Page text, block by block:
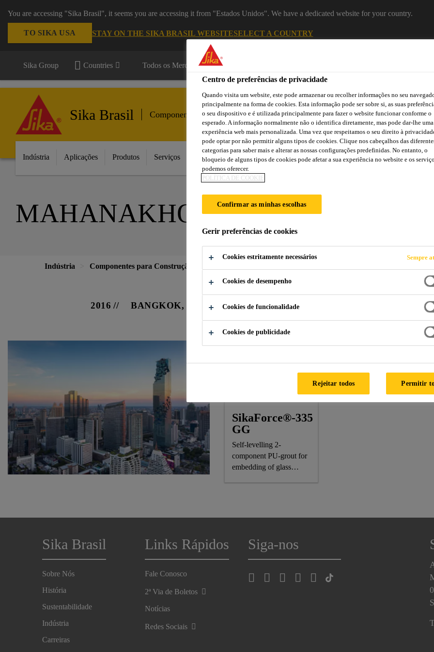
You are accessing "Sika Brasil", it seems you are accessing it from "Estados Unidos". We have a dedicated website for your country.
TO SIKA USA STAY ON THE SIKA BRASIL WEBSITESELECT A COUNTRY
Sika Group Countries Todos os Mercados
Sika Brasil Componentes para Construção
Indústria Aplicações Produtos Serviços Inovação Atendimento Técnico Indústria Centro de Downloads
MAHANAKHON
Indústria Componentes para Construção
2016 BANGKOK, THAILAND
Architect:Buro Ole Scheeren
SikaForce®-335 GG
SikaForce®-335
GG
Self-levelling 2-
component PU-grout for
embedding of glass
Sika Brasil
Sobre Nós
História
Sustentabilidade
Indústria
Carreiras
Links Rápidos
Fale Conosco
2ª Via de Boletos
Notícias
Redes Sociais
Siga-nos
Centro de preferências de privacidade
Quando visita um website, este pode armazenar ou recolher informações no seu
principalmente na forma de cookies. Esta informação pode ser sobre si, as suas
o seu dispositivo e é utilizada principalmente para fazer o website funcionar conforme o
esperado. A informação normalmente não o identifica diretamente, mas pode dar-lhe uma
experiência web mais personalizada. Uma vez que respeitamos o seu direito à
pode optar por não permitir alguns tipos de cookies. Clique nos cabeçalhos das
categorias para saber mais e alterar as nossas configurações predefinidas. No entanto, o
bloqueio de alguns tipos de cookies pode afetar a sua experiência no website e os
podemos oferecer.
POLÍTICA DE COOKIE
Confirmar as minhas escolhas
Gerir preferências de cookies
Cookies estritamente necessários Sempre
Cookies de desempenho
Cookies de funcionalidade
Cookies de publicidade
Rejeitar todos Permitir